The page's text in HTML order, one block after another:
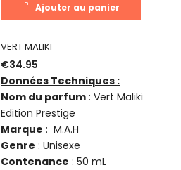
Ajouter au panier
VERT MALIKI
€34.95
Données Techniques :
Nom du parfum : Vert Maliki
Edition Prestige
Marque : M.A.H
Genre : Unisexe
Contenance : 50 mL